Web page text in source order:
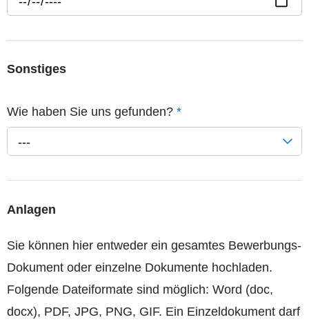
Sonstiges
Wie haben Sie uns gefunden? *
---
Anlagen
Sie können hier entweder ein gesamtes Bewerbungs-
Dokument oder einzelne Dokumente hochladen.
Folgende Dateiformate sind möglich: Word (doc,
docx), PDF, JPG, PNG, GIF. Ein Einzeldokument darf